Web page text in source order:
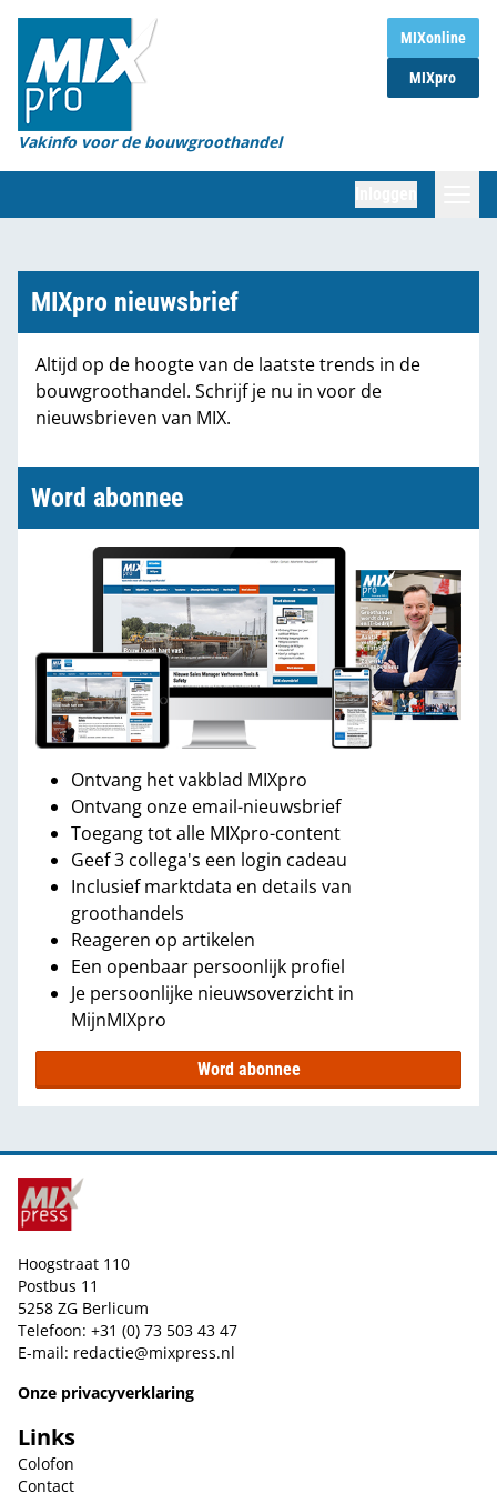
MIXonline
MIXpro
Vakinfo voor de bouwgroothandel
Home
Magazines
Organisaties
Marktcijfers
Partners
MIXpro nieuwsbrief
Altijd op de hoogte van de laatste trends in de
bouwgroothandel. Schrijf je nu in voor de
nieuwsbrieven van MIX.
Word abonnee
Ontvang het vakblad MIXpro
Ontvang onze email-nieuwsbrief
Toegang tot alle MIXpro-content
Geef 3 collega's een login cadeau
Inclusief marktdata en details van
groothandels
Reageren op artikelen
Een openbaar persoonlijk profiel
Je persoonlijke nieuwsoverzicht in
MijnMIXpro
Word abonnee
Hoogstraat 110
Postbus 11
5258 ZG Berlicum
Telefoon: +31 (0) 73 503 43 47
E-mail: redactie@mixpress.nl
Onze privacyverklaring
Links
Colofon
Contact